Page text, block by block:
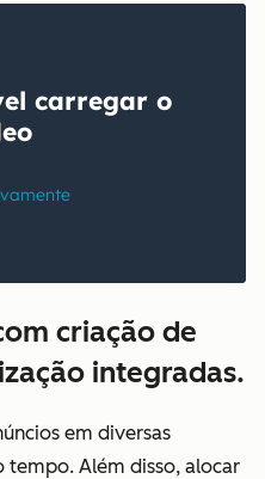
criação de
integradas.
em diversas
Além disso, alocar